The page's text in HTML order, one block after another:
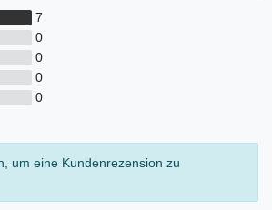
7
0
0
0
0
um eine Kundenrezension zu